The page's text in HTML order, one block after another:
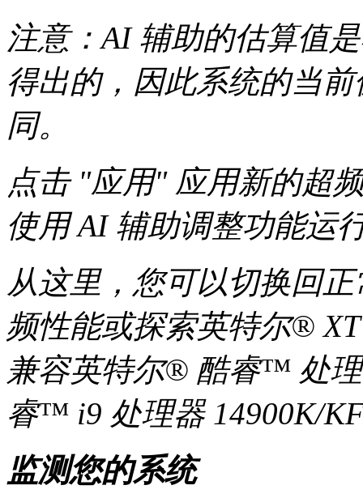
注意：AI 辅助的估算值
得出的，因此系统的当
同。
点击 "应用" 应用新的超
使用 AI 辅助调整功能运
从这里，您可以切换回
频性能或探索英特尔®
兼容英特尔® 酷睿™ 处
睿™ i9 处理器 14900K/
监测您的系统